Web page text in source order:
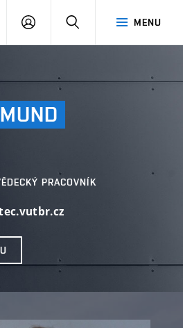
MENU
PŘIHLÁSIT
PRACOVNÍK